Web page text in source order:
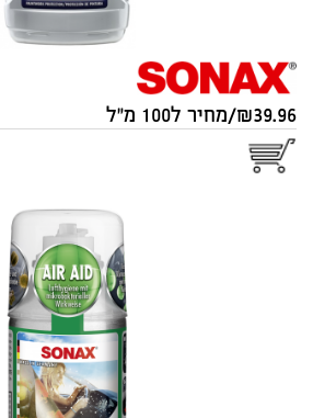
39.96/מחיר ל100 מ"ל
רימון
אוויר SONAX 100ml